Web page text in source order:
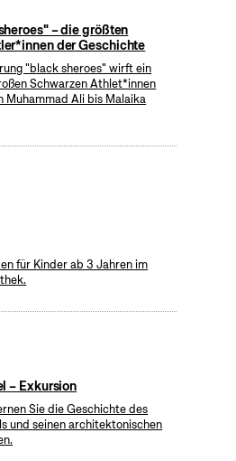
– die größten
der Geschichte
"black sheroes" wirft ein
Schwarzen Athlet*innen
Muhammad Ali bis Malaika
für Kinder ab 3 Jahren im
– Exkursion
Sie die Geschichte des
und seinen architektonischen